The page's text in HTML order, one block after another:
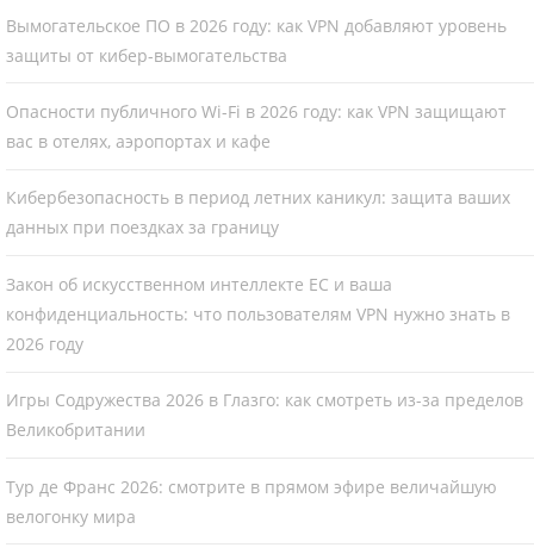
Вымогательское ПО в 2026 году: как VPN добавляют уровень
защиты от кибер-вымогательства
Опасности публичного Wi-Fi в 2026 году: как VPN защищают
вас в отелях, аэропортах и кафе
Кибербезопасность в период летних каникул: защита ваших
данных при поездках за границу
Закон об искусственном интеллекте ЕС и ваша
конфиденциальность: что пользователям VPN нужно знать в
2026 году
Игры Содружества 2026 в Глазго: как смотреть из-за пределов
Великобритании
Тур де Франс 2026: смотрите в прямом эфире величайшую
велогонку мира